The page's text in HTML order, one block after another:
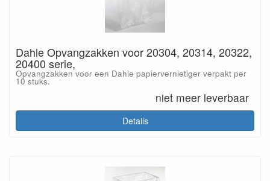
Dahle Opvangzakken voor 20304, 20314, 20322,
20400 serie,
Opvangzakken voor een Dahle papiervernietiger verpakt per
10 stuks.
niet meer leverbaar
Details